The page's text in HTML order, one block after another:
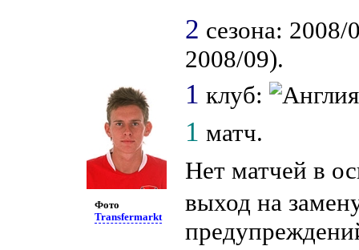
Фото
Transfermarkt
2 сезона:
2008/09).
1 клуб:
1 матч.
Нет матчей в
выход на